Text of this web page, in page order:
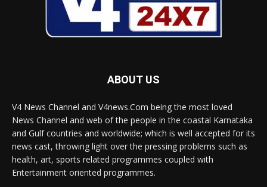
ABOUT US
V4 News Channel and V4news.Com being the most loved
News Channel and web of the people in the coastal Karnataka
and Gulf countries and worldwide; which is well accepted for its
news cast, throwing light over the pressing problems such as
health, art, sports related programmes coupled with
Entertainment oriented programmes.